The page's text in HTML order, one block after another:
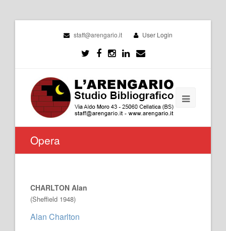
staff@arengario.it User Login
Opera
CHARLTON Alan
(Sheffield 1948)
Alan Charlton